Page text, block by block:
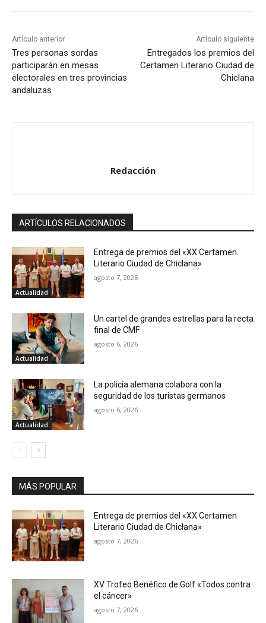
Artículo anterior
Tres personas sordas
participarán en mesas
electorales en tres provincias
andaluzas
Artículo siguiente
Entregados los premios del
Certamen Literario Ciudad de
Chiclana
Redacción
ARTÍCULOS RELACIONADOS
Actualidad
Entrega de premios del «XX Certamen
Literario Ciudad de Chiclana»
agosto 7, 2026
Actualidad
Un cartel de grandes estrellas para la recta
final de CMF
agosto 6, 2026
Actualidad
La policía alemana colabora con la
seguridad de los turistas germanos
agosto 6, 2026
MÁS POPULAR
Entrega de premios del «XX Certamen
Literario Ciudad de Chiclana»
agosto 7, 2026
XV Trofeo Benéfico de Golf «Todos contra
el cáncer»
agosto 7, 2026